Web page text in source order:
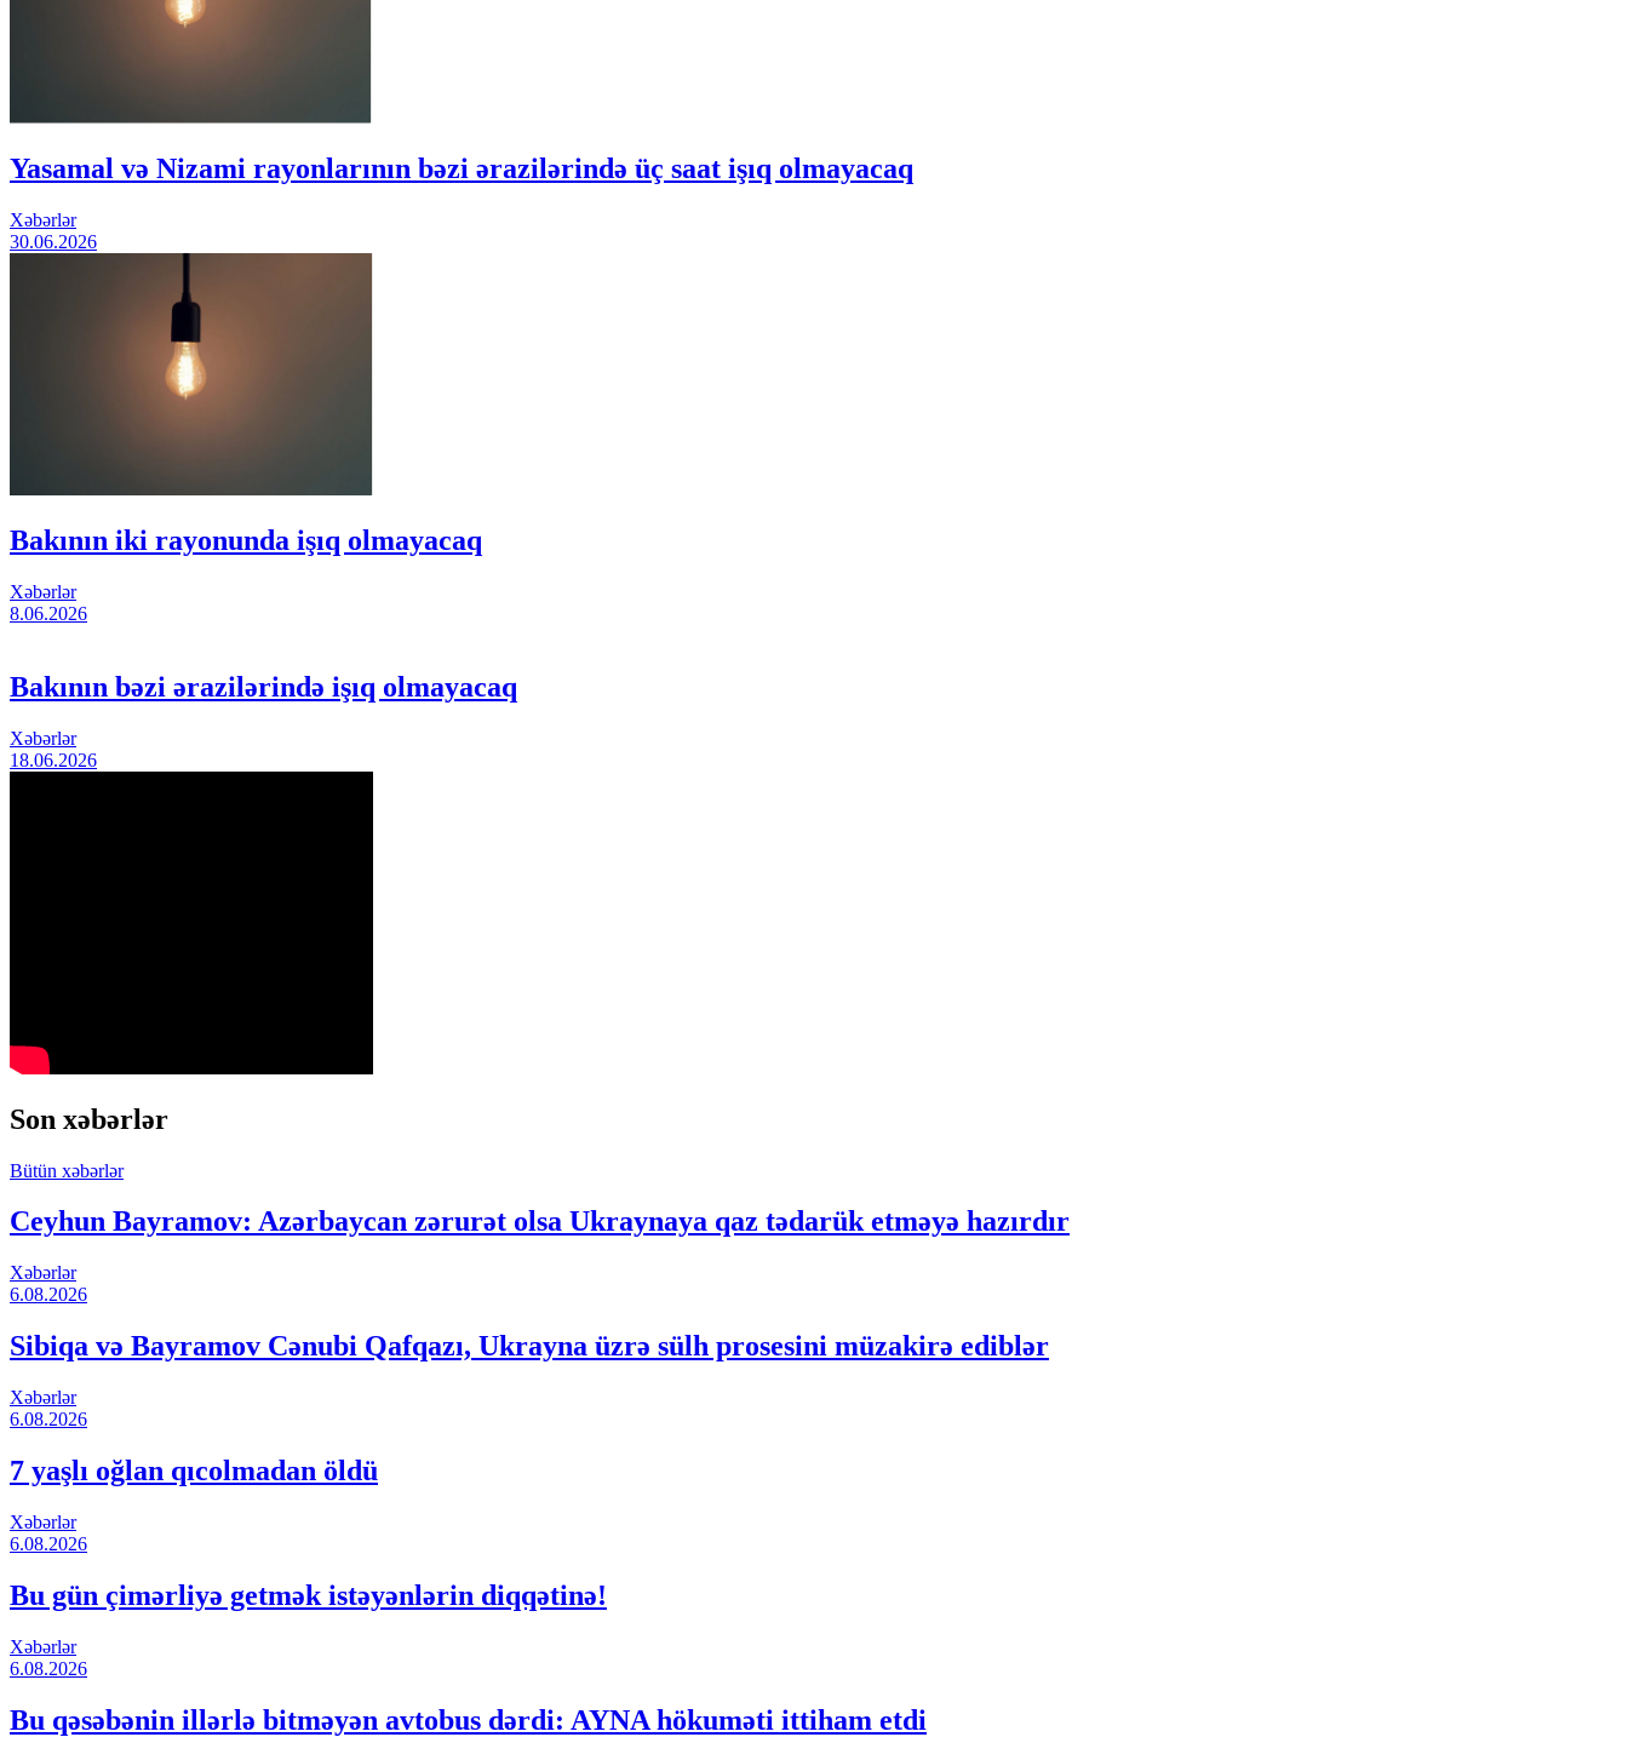
Yasamal və Nizami rayonlarının bəzi ərazilərində üç saat işıq olmayacaq
Xəbərlər
30.06.2026
Bakının iki rayonunda işıq olmayacaq
Xəbərlər
8.06.2026
Bakının bəzi ərazilərində işıq olmayacaq
Xəbərlər
18.06.2026
Son xəbərlər
Bütün xəbərlər
Ceyhun Bayramov: Azərbaycan zərurət olsa Ukraynaya qaz tədarük etməyə hazırdır
Xəbərlər
6.08.2026
Sibiqa və Bayramov Cənubi Qafqazı, Ukrayna üzrə sülh prosesini müzakirə ediblər
Xəbərlər
6.08.2026
7 yaşlı oğlan qıcolmadan öldü
Xəbərlər
6.08.2026
Bu gün çimərliyə getmək istəyənlərin diqqətinə!
Xəbərlər
6.08.2026
Bu qəsəbənin illərlə bitməyən avtobus dərdi: AYNA hökuməti ittiham etdi